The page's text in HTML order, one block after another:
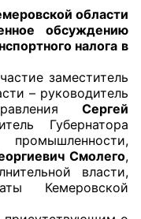
области
обсуждению
налога в
заместитель
– руководитель
Сергей
Губернатора
Смолего,
власти,
Кемеровской